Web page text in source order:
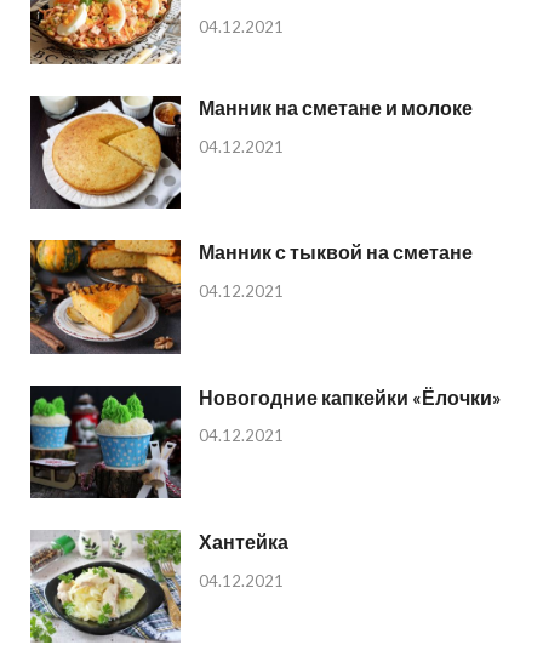
04.12.2021
Манник на сметане и молоке
04.12.2021
Манник с тыквой на сметане
04.12.2021
Новогодние капкейки «Ёлочки»
04.12.2021
Хантейка
04.12.2021